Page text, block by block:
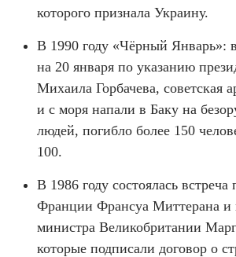
которого признала Украину.
В 1990 году «Чёрный Январь»:
на 20 января по указанию
Михаила Горбачева, советская
и с моря напали в Баку на
людей, погибло более 150
100.
В 1986 году состоялась встреча
Франции Франсуа Миттерана и
министра Великобритании
которые подписали договор о